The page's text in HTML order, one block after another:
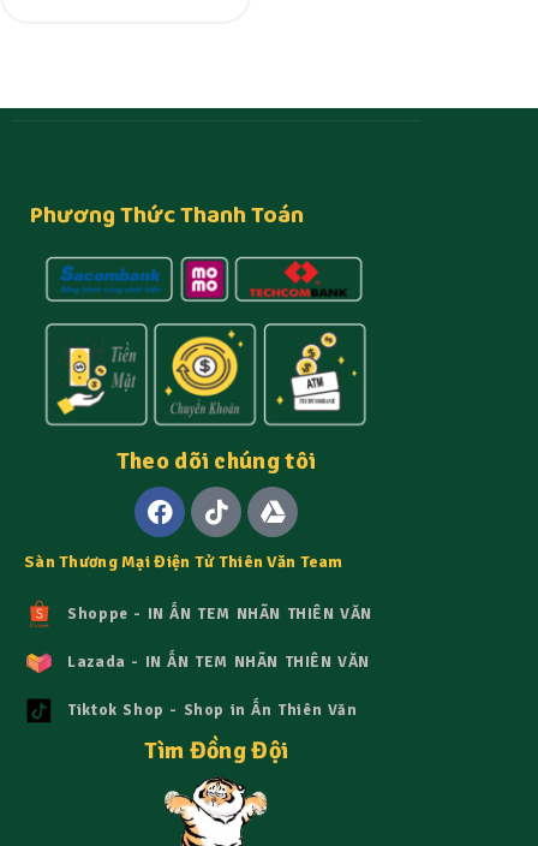
Phương Thức Thanh Toán
Theo dõi chúng tôi
Sàn Thương Mại Điện Tử Thiên Văn Team
Shoppe - IN ẤN TEM NHÃN THIÊN VĂN
Lazada - IN ẤN TEM NHÃN THIÊN VĂN
Tiktok Shop - Shop in Ấn Thiên Văn
Tìm Đồng Đội